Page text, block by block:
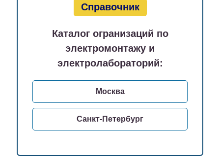
Справочник
Каталог огранизаций по
электромонтажу и
электролабораторий:
Москва
Санкт-Петербург